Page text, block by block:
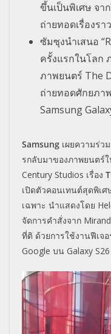
ขึ้นเป็นพิเศษ จา
ถ่ายทอดเรื่องราว
ซัมซุงนำเสนอ
ครั้งแรกในโลก
ภาพยนตร์ The
ถ่ายทอดศักยภา
Samsung
Samsung เผยความร่ว
รกลับมาของภาพยนตร์
Century Studios เรื่อง
เปิดตัวคอนเทนต์สุดพิเศ
เฉพาะ นำแสดงโดย
จัดการคำสั่งจาก
ที่ติ ด้วยการใช้งานฟีเจอ
Google บน Galaxy